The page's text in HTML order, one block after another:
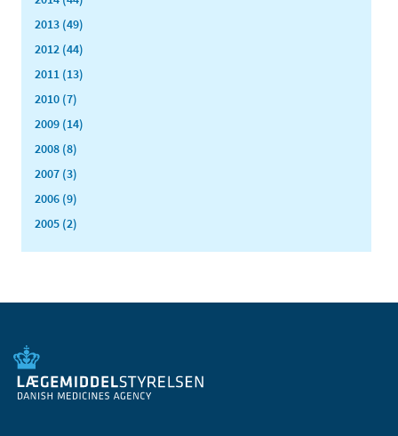
2013 (49)
2012 (44)
2011 (13)
2010 (7)
2009 (14)
2008 (8)
2007 (3)
2006 (9)
2005 (2)